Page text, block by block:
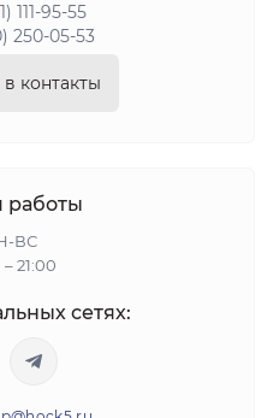
111-95-55
250-05-53
контакты
работы
ВС
– 21:00
сетях: